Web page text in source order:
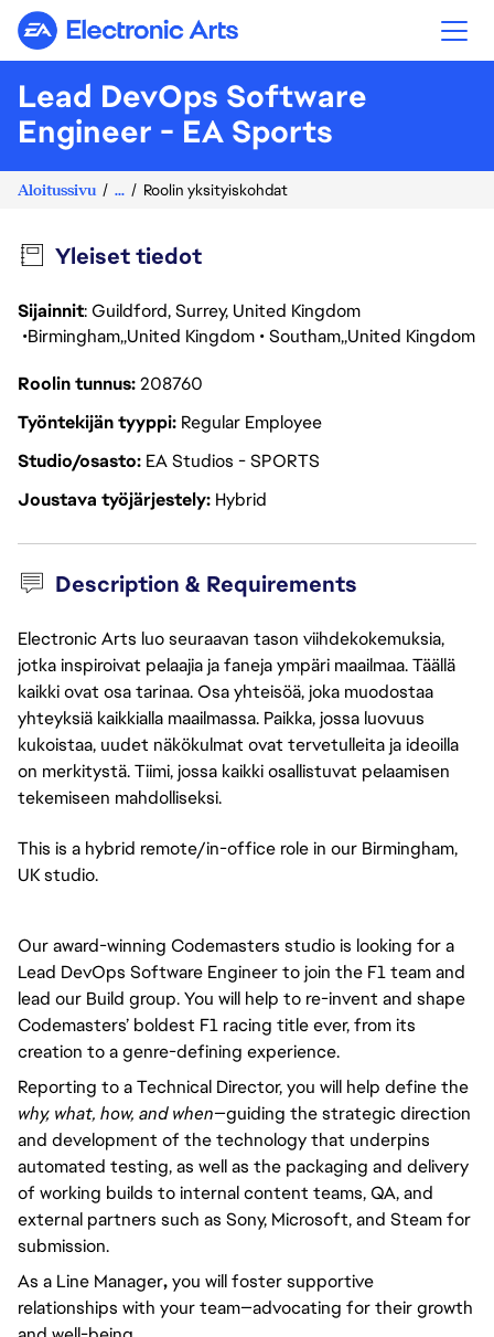
Electronic Arts
Lead DevOps Software
Engineer - EA Sports
Aloitussivu ... Roolin yksityiskohdat
Yleiset tiedot
Sijainnit: Guildford, Surrey, United Kingdom
Birmingham United Kingdom Southam United Kingdom
Roolin tunnus208760
Työntekijän tyyppi Regular Employee
Studio/osasto EA Studios - SPORTS
Joustava työjärjestely Hybrid
Description & Requirements
Electronic Arts luo seuraavan tason viihdekokemuksia,
jotka inspiroivat pelaajia ja faneja ympäri maailmaa. Täällä
kaikki ovat osa tarinaa. Osa yhteisöä, joka muodostaa
yhteyksiä kaikkialla maailmassa. Paikka, jossa luovuus
kukoistaa, uudet näkökulmat ovat tervetulleita ja ideoilla
on merkitystä. Tiimi, jossa kaikki osallistuvat pelaamisen
tekemiseen mahdolliseksi.
This is a hybrid remote/in-office role in our Birmingham,
UK studio.
Our award-winning Codemasters studio is looking for a
Lead DevOps Software Engineer to join the F1 team and
lead our Build group. You will help to re-invent and shape
Codemasters’ boldest F1 racing title ever, from its
creation to a genre-defining experience.
Reporting to a Technical Director, you will help define the
why, what, how, and when—guiding the strategic direction
and development of the technology that underpins
automated testing, as well as the packaging and delivery
of working builds to internal content teams, QA, and
external partners such as Sony, Microsoft, and Steam for
submission.
As a Line Manager,you will foster supportive
relationships with your team—advocating for their growth